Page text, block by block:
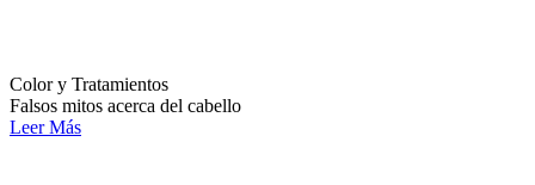
Color y Tratamientos
Falsos mitos acerca del cabello
Leer Más